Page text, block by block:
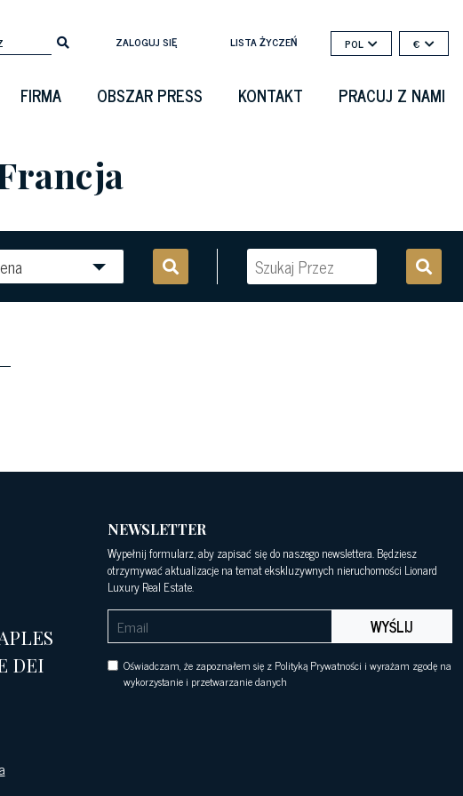
ZALOGUJ SIĘ LISTA ŻYCZEŃ POL €
FIRMA OBSZAR PRESS KONTAKT PRACUJ Z NAMI
DEI
NEWSLETTER
Wypełnij formularz, aby zapisać się do naszego newslettera. Będziesz
otrzymywać aktualizacje na temat ekskluzywnych nieruchomości Lionard
Luxury Real Estate.
WYŚLIJ
Oświadczam, że zapoznałem się z Polityką Prywatności i wyrażam zgodę na
wykorzystanie i przetwarzanie danych